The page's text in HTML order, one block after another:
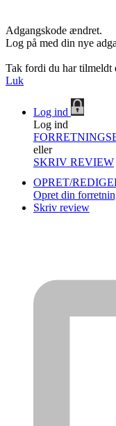
Adgangskode ændret.
Log på med din nye
Tak fordi du har tilmeldt
Luk
Log ind
Log ind
eller
SKRIV REVIEW
OPRET/
Opret din
Skriv review